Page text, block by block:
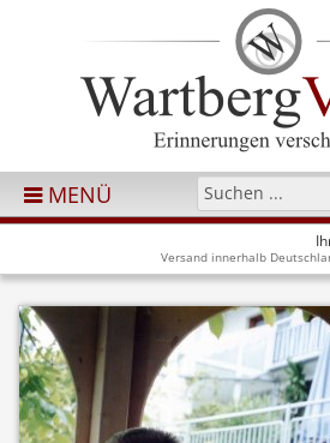
MENÜ
Versand innerhalb